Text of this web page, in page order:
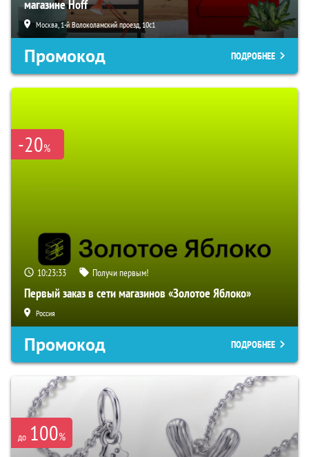
магазине Hoff
Москва, 1-й Волоколамский проезд, 10с1
Промокод ПОДРОБНЕЕ
-20%
10:23:32 Получи первым!
Первый заказ в сети магазинов «Золотое Яблоко»
Россия
Промокод ПОДРОБНЕЕ
до 100%